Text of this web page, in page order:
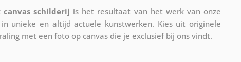
canvas schilderij is het resultaat van het werk van onze
unieke en altijd actuele kunstwerken. Kies uit originele
met een foto op canvas die je exclusief bij ons vindt.